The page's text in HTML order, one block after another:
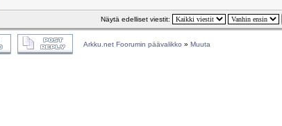
Näytä edelliset viestit:
Arkku.net Foorumin päävalikko » Muuta